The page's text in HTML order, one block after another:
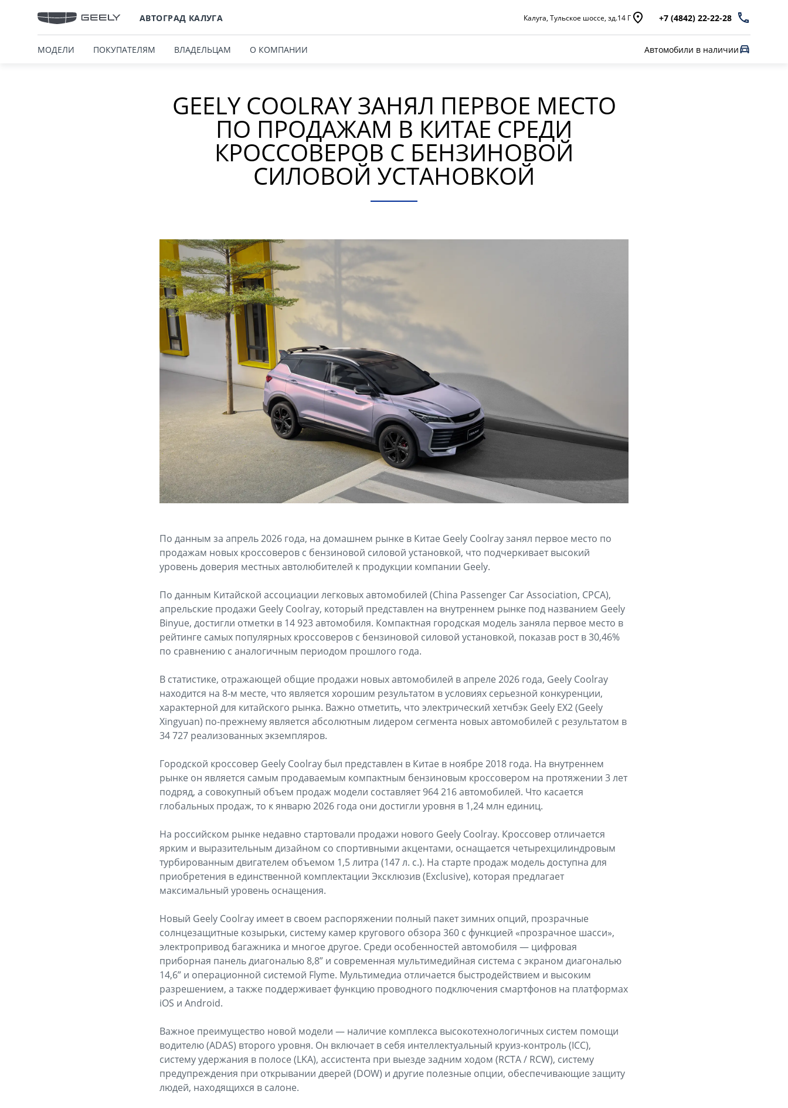
АВТОГРАД КАЛУГА Калуга, Тульское шоссе, зд.14 Г +7 (4842) 22-22-28
МОДЕЛИ ПОКУПАТЕЛЯМ ВЛАДЕЛЬЦАМ О КОМПАНИИ Автомобили в наличии
GEELY COOLRAY ЗАНЯЛ ПЕРВОЕ МЕСТО
ПО ПРОДАЖАМ В КИТАЕ СРЕДИ
КРОССОВЕРОВ С БЕНЗИНОВОЙ
СИЛОВОЙ УСТАНОВКОЙ
По данным за апрель 2026 года, на домашнем рынке в Китае Geely Coolray занял первое место по
продажам новых кроссоверов с бензиновой силовой установкой, что подчеркивает высокий
уровень доверия местных автолюбителей к продукции компании Geely.
По данным Китайской ассоциации легковых автомобилей (China Passenger Car Association, CPCA),
апрельские продажи Geely Coolray, который представлен на внутреннем рынке под названием Geely
Binyue, достигли отметки в 14 923 автомобиля. Компактная городская модель заняла первое место в
рейтинге самых популярных кроссоверов с бензиновой силовой установкой, показав рост в 30,46%
по сравнению с аналогичным периодом прошлого года.
В статистике, отражающей общие продажи новых автомобилей в апреле 2026 года, Geely Coolray
находится на 8-м месте, что является хорошим результатом в условиях серьезной конкуренции,
характерной для китайского рынка. Важно отметить, что электрический хетчбэк Geely EX2 (Geely
Xingyuan) по-прежнему является абсолютным лидером сегмента новых автомобилей с результатом в
34 727 реализованных экземпляров.
Городской кроссовер Geely Coolray был представлен в Китае в ноябре 2018 года. На внутреннем
рынке он является самым продаваемым компактным бензиновым кроссовером на протяжении 3 лет
подряд, а совокупный объем продаж модели составляет 964 216 автомобилей. Что касается
глобальных продаж, то к январю 2026 года они достигли уровня в 1,24 млн единиц.
На российском рынке недавно стартовали продажи нового Geely Coolray. Кроссовер отличается
ярким и выразительным дизайном со спортивными акцентами, оснащается четырехцилиндровым
турбированным двигателем объемом 1,5 литра (147 л. с.). На старте продаж модель доступна для
приобретения в единственной комплектации Эксклюзив (Exclusive), которая предлагает
максимальный уровень оснащения.
Новый Geely Coolray имеет в своем распоряжении полный пакет зимних опций, прозрачные
солнцезащитные козырьки, систему камер кругового обзора 360 с функцией «прозрачное шасси»,
электропривод багажника и многое другое. Среди особенностей автомобиля — цифровая
приборная панель диагональю 8,8” и современная мультимедийная система с экраном диагональю
14,6” и операционной системой Flyme. Мультимедиа отличается быстродействием и высоким
разрешением, а также поддерживает функцию проводного подключения смартфонов на платформах
iOS и Android.
Важное преимущество новой модели — наличие комплекса высокотехнологичных систем помощи
водителю (ADAS) второго уровня. Он включает в себя интеллектуальный круиз-контроль (ICC),
систему удержания в полосе (LKA), ассистента при выезде задним ходом (RCTA / RCW), систему
предупреждения при открывании дверей (DOW) и другие полезные опции, обеспечивающие защиту
людей, находящихся в салоне.